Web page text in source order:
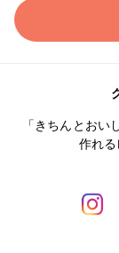
「きちんとお
作れる